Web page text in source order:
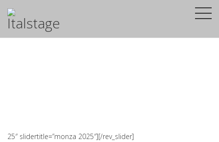
25″ slidertitle=”monza 2025″][/rev_slider]